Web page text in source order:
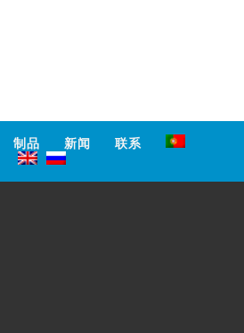
制品 新闻 联系